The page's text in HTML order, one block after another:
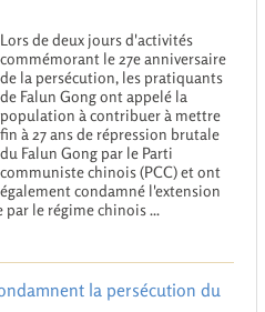
Lors de deux jours d'activités
commémorant le 27e anniversaire
de la persécution, les pratiquants
de Falun Gong ont appelé la
population à contribuer à mettre
fin à 27 ans de répression brutale
du Falun Gong par le Parti
communiste chinois (PCC) et ont
également condamné l'extension
le régime chinois ...
la persécution du